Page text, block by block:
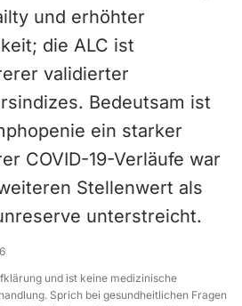
und erhöhter
die ALC ist
validierter
Bedeutsam ist
ein starker
COVID-19-Verläufe war
Stellenwert als
unterstreicht.
und ist keine medizinische
Sprich bei gesundheitlichen Fragen